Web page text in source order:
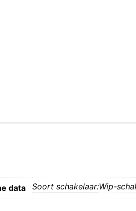
data Soort schakelaar:Wip-